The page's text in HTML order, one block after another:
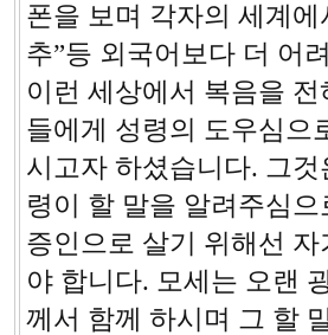
폰을 보며 각자의 세계
추”등 외국어보다 더 어
이런 세상에서 복음을
들에게 성령의 도우심으
시고자 하셨습니다. 그
령이 할 말을 알려주심
증인으로 살기 위해선
야 합니다. 모세는 오랜
께서 함께 하시며 그 할